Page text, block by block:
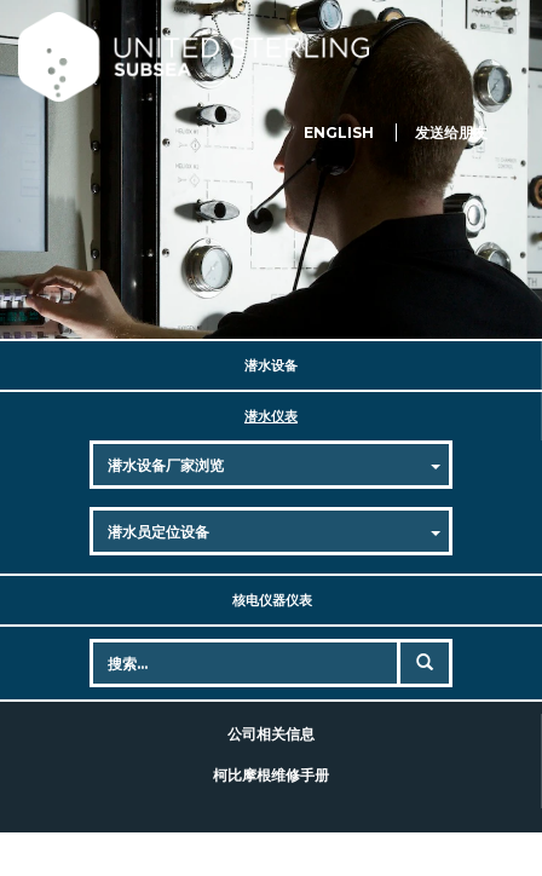
ENGLISH 发送给朋友
潜水设备
潜水仪表
核电仪器仪表
公司相关信息
柯比摩根维修手册